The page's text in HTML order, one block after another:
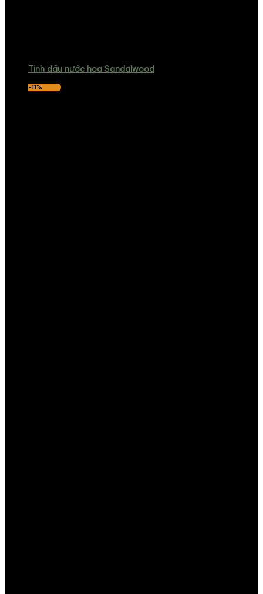
Tinh dầu nước hoa Sandalwood
-11%